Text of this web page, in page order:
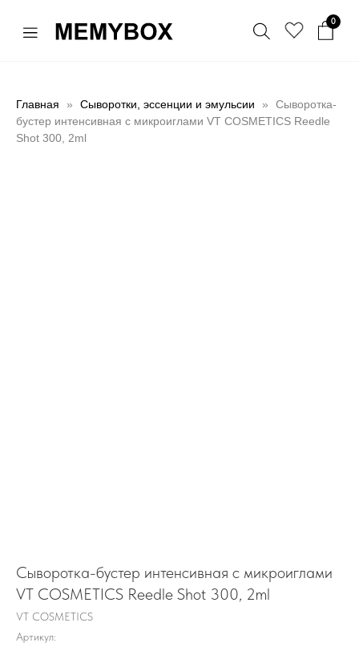
Главная Сыворотки, эссенции и эмульсии
Сыворотка-
бустер интенсивная с микроиглами VT COSMETICS Reedle
Shot 300, 2ml
Сыворотка-бустер интенсивная с микроиглами
VT COSMETICS Reedle Shot 300, 2ml
VT COSMETICS
Артикул: